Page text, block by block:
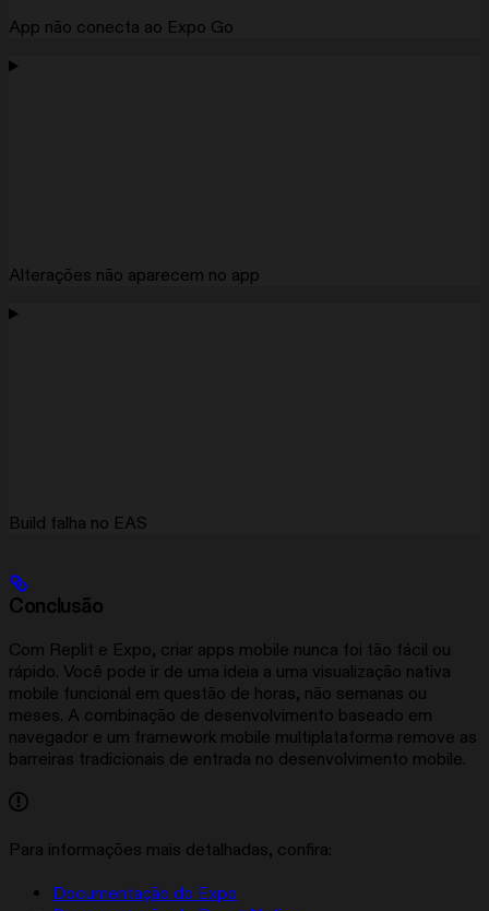
App não conecta ao Expo Go
Alterações não aparecem no app
Build falha no EAS
Conclusão
Com Replit e Expo, criar apps mobile nunca foi tão fácil ou
rápido. Você pode ir de uma ideia a uma visualização nativa
mobile funcional em questão de horas, não semanas ou
meses. A combinação de desenvolvimento baseado em
navegador e um framework mobile multiplataforma remove as
barreiras tradicionais de entrada no desenvolvimento mobile.
Para informações mais detalhadas, confira:
Documentação do Expo